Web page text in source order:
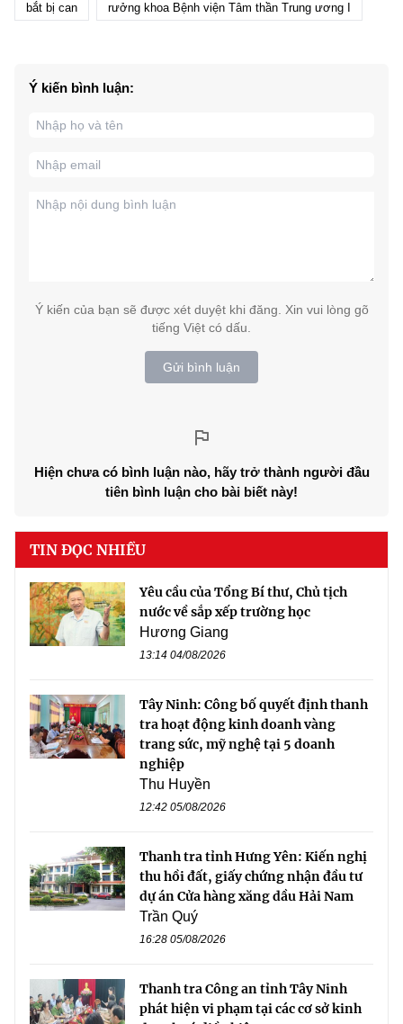
bắt bị can rưởng khoa Bệnh viện Tâm thần Trung ương I
Ý kiến bình luận:
Ý kiến của bạn sẽ được xét duyệt khi đăng. Xin vui lòng gõ
tiếng Việt có dấu.
Gửi bình luận
Hiện chưa có bình luận nào, hãy trở thành người đầu
tiên bình luận cho bài biết này!
TIN ĐỌC NHIỀU
Yêu cầu của Tổng Bí thư, Chủ tịch
nước về sắp xếp trường học
Hương Giang
13:14 04/08/2026
Tây Ninh: Công bố quyết định thanh
tra hoạt động kinh doanh vàng
trang sức, mỹ nghệ tại 5 doanh
nghiệp
Thu Huyền
12:42 05/08/2026
Thanh tra tỉnh Hưng Yên: Kiến nghị
thu hồi đất, giấy chứng nhận đầu tư
dự án Cửa hàng xăng dầu Hải Nam
Trần Quý
16:28 05/08/2026
Thanh tra Công an tỉnh Tây Ninh
phát hiện vi phạm tại các cơ sở kinh